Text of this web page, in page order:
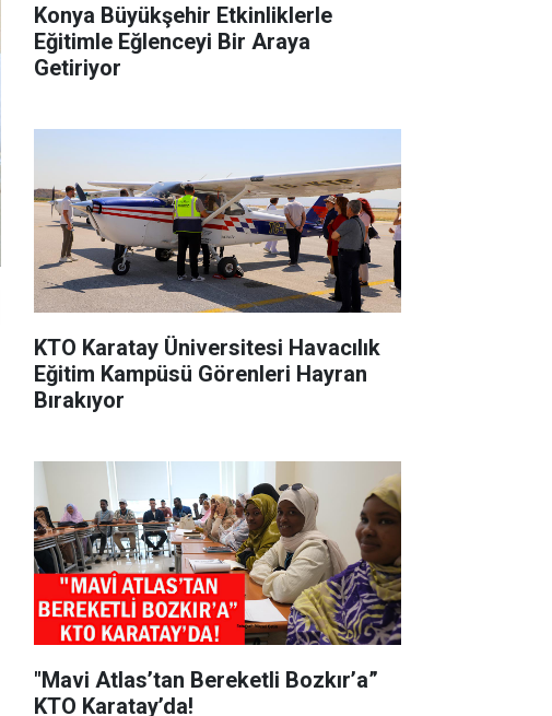
Konya Büyükşehir Etkinliklerle
Eğitimle Eğlenceyi Bir Araya
Getiriyor
KTO Karatay Üniversitesi Havacılık
Eğitim Kampüsü Görenleri Hayran
Bırakıyor
"Mavi Atlas’tan Bereketli Bozkır’a”
KTO Karatay’da!